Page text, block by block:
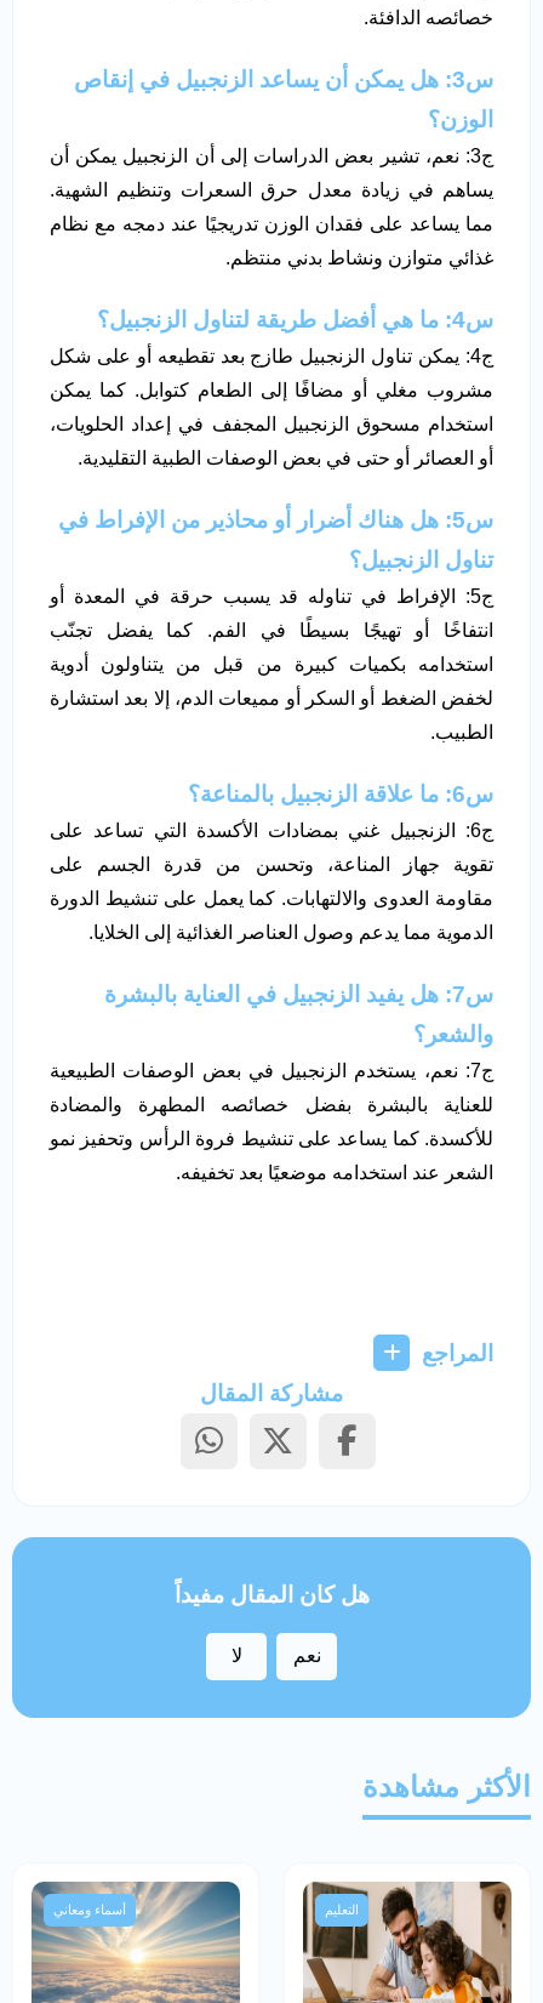
خصائصه الدافئة.
س3: هل يمكن أن يساعد الزنجبيل في إنقاص
الوزن؟
ج3: نعم، تشير بعض الدراسات إلى أن الزنجبيل يمكن أن
يساهم في زيادة معدل حرق السعرات وتنظيم الشهية.
مما يساعد على فقدان الوزن تدريجيًا عند دمجه مع نظام
غذائي متوازن ونشاط بدني منتظم.
س4: ما هي أفضل طريقة لتناول الزنجبيل؟
ج4: يمكن تناول الزنجبيل طازج بعد تقطيعه أو على شكل
مشروب مغلي أو مضافًا إلى الطعام كتوابل. كما يمكن
استخدام مسحوق الزنجبيل المجفف في إعداد الحلويات،
أو العصائر أو حتى في بعض الوصفات الطبية التقليدية.
س5: هل هناك أضرار أو محاذير من الإفراط في
تناول الزنجبيل؟
ج5: الإفراط في تناوله قد يسبب حرقة في المعدة أو
انتفاخًا أو تهيجًا بسيطًا في الفم. كما يفضل تجنّب
استخدامه بكميات كبيرة من قبل من يتناولون أدوية
لخفض الضغط أو السكر أو مميعات الدم، إلا بعد استشارة
الطبيب.
س6: ما علاقة الزنجبيل بالمناعة؟
ج6: الزنجبيل غني بمضادات الأكسدة التي تساعد على
تقوية جهاز المناعة، وتحسن من قدرة الجسم على
مقاومة العدوى والالتهابات. كما يعمل على تنشيط الدورة
الدموية مما يدعم وصول العناصر الغذائية إلى الخلايا.
س7: هل يفيد الزنجبيل في العناية بالبشرة
والشعر؟
ج7: نعم، يستخدم الزنجبيل في بعض الوصفات الطبيعية
للعناية بالبشرة بفضل خصائصه المطهرة والمضادة
للأكسدة. كما يساعد على تنشيط فروة الرأس وتحفيز نمو
الشعر عند استخدامه موضعيًا بعد تخفيفه.
المراجع
مشاركة المقال
هل كان المقال مفيداً
نعم لا
الأكثر مشاهدة
التعليم أسماء ومعاني